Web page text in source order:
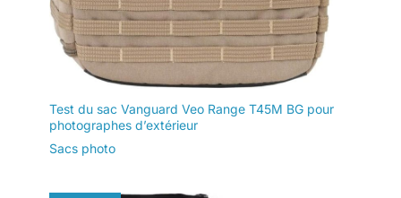
Test du sac Vanguard Veo Range T45M BG pour
photographes d’extérieur
Sacs photo